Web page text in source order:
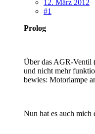
12. März 2012
#1
Prolog
Über das AGR-Ventil
und nicht mehr
bewies: Motorlampe
Nun hat es auch mich